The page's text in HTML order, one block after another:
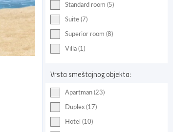
Standard room (5)
Suite (7)
Superior room (8)
Villa (1)
Vrsta smeštajnog objekta:
Apartman (23)
Duplex (17)
Hotel (10)